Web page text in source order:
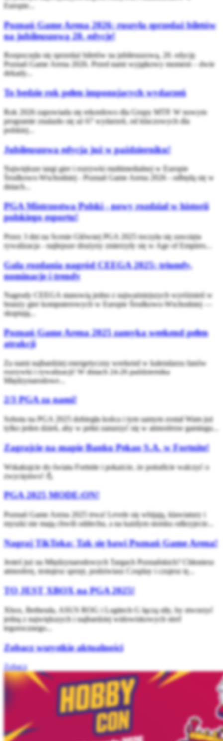
Europie...
Poznań Game Arena 2026: ruszyła sprzedaż biletów
na jubileuszową 20. edycję!
Rozpoczęła się sprzedaż biletów na jubileuszową, 20. edycję
Poznań Game Arena 2026. Przed nami wyjątkowy moment – dwie
dekady...
To będzie rok pełen imponujących wydarzeń
Rok 2026 zapowiada się rekordowo dla Grupy MTP. W nowym
programie znalazło się aż 67 wydarzeń, od kluczowych dla
polskiej...
Jubileuszowa edycja już w październiku!
Największe targi gier i rozrywki multimedialnej w Europie
Środkowo-Wschodniej - Poznań Game Arena 2026 - odbędą się w
dniach...
PGA Mistrzostwa Polski - nowy rozdział w historii
polskiego esportu!
Przez 3 dni na Scenie Głównej PGA 2025 toczyła się zawzięta
rywalizacja - najlepsze drużyny zmierzyły się w Age of Empires...
Gala rozdania nagród CEEGA 2025: triumfy,
nominacje i trendy
Nagrody CEEGA stanowią jedno z najważniejszych wyróżnień w
branży gier komputerowych w Europie Środkowo-Wschodniej —
skupiają...
Poznań Game Arena 2025 zamyka weekend pełen
atrakcji
Za nami najbardziej energetyczny weekend w kalendarzu fanów
rozrywki i rywalizacji! W dniach 24-26 października
Międzynarodowe...
2/3 PGA za nami!
Sobota na PGA 2025 dobiegła końca i tym samym został Wam już
tylko jeden dzień, aby w pełni zanurzyć się w atmosferze gamingu...
Zagrajcie na mapie Banku Pekao S.A. w Fortnite!
Wskakujcie do świata Fortnite i pokażcie, że potraficie walczyć o
zwycięstwo! 💪
PGA 2025 MODE:ON!
Poznań Game Arena 2025 trwa! Levele się wbijają, klawiatury i
myszki nie mają chwili oddechu, a na każdym stoisku odkryjecie...
Nagraj TikToka: Tak się bawi Poznań Game Arena!
Jesteś już na Międzynarodowych Targach Poznańskich? Chłoniesz
atmosferę, testujesz sprzęt, podziwiasz Cosplay i czujesz tę...
TO JEST XBOX na PGA 2025!
Xbox, Bethesda, ASUS ROG i Logitech G łączą siły, by stworzyć
jedną z największych i najbardziej widowiskowych stref
tegorocznego...
Zobacz wszystkie aktualności
Zobacz